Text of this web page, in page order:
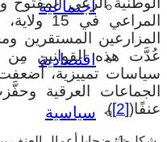
اجتماعية
اقتصادية
سياسية
المراعي
المزارعين المستقرين
عُدَّت هذه القوانين مِن
سياسات تمييزية،
الجماعات العرقية
عنفًا([2]
).